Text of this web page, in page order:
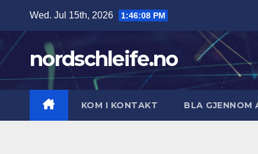
content
Wed. Jul 15th, 2026 1:46:09 PM
nordschleife.no
KOM I KONTAKT BLA GJENNOM